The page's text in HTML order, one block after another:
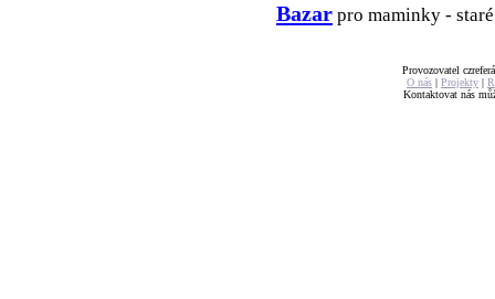
Bazar pro maminky -
Provozovatel
O nás | Projekty |
Kontaktovat nás